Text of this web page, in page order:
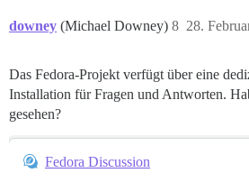
downey (Michael Downey) 28.
8
Das Fedora-Projekt verfügt über eine
Installation für Fragen und Antworten.
gesehen?
Fedora Discussion